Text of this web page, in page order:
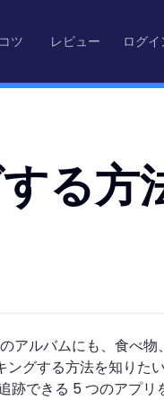
ツ レビュー ログイ
る方
アルバムにも、食べ
グする方法を知りた
できる 5 つのアプ